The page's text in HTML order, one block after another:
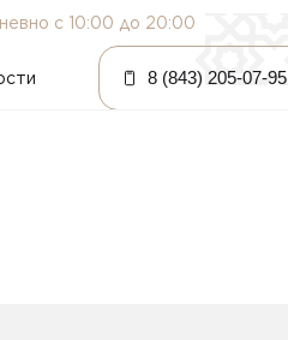
с 10:00 до 20:00
8 (843) 205-07-95